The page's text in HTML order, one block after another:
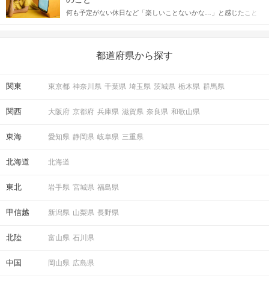
送るLINEでのデートの誘い方のコツをご紹介します。例文も混じ
えながら解説するので、ぜひ参考にしてください。
何も予定がない休日など「楽しいことないかな…」と感じたこと
の楽しいことアイデアを集めました♪ いままさに楽しいことを探し
都道府県から探す
関東 東京都 神奈川県 千葉県 埼玉県 茨城県 栃木県 群馬県
関西 大阪府 京都府 兵庫県 滋賀県 奈良県 和歌山県
東海 愛知県 静岡県 岐阜県 三重県
北海道 北海道
東北 岩手県 宮城県 福島県
甲信越 新潟県 山梨県 長野県
北陸 富山県 石川県
中国 岡山県 広島県